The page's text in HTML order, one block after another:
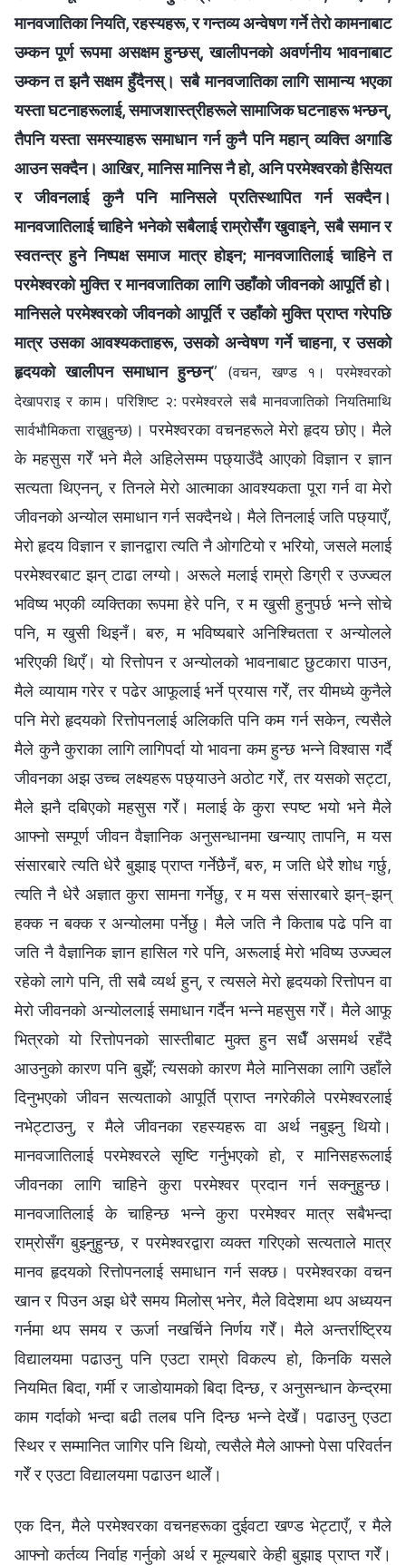
मानवजातिका नियति, रहस्यहरू, र गन्तव्य अन्वेषण गर्ने तेरो कामनाबाट
उम्कन पूर्ण रूपमा असक्षम हुन्छस्, खालीपनको अवर्णनीय भावनाबाट
उम्कन त झनै सक्षम हुँदैनस्। सबै मानवजातिका लागि सामान्य भएका
यस्ता घटनाहरूलाई, समाजशास्‍त्रीहरूले सामाजिक घटनाहरू भन्छन्,
तैपनि यस्ता समस्याहरू समाधान गर्न कुनै पनि महान् व्यक्ति अगाडि
आउन सक्दैन। आखिर, मानिस मानिस नै हो, अनि परमेश्‍वरको हैसियत
र जीवनलाई कुनै पनि मानिसले प्रतिस्थापित गर्न सक्दैन।
मानवजातिलाई चाहिने भनेको सबैलाई राम्रोसँग खुवाइने, सबै समान र
स्वतन्त्र हुने निष्पक्ष समाज मात्र होइन; मानवजातिलाई चाहिने त
परमेश्‍वरको मुक्ति र मानवजातिका लागि उहाँको जीवनको आपूर्ति हो।
मानिसले परमेश्‍वरको जीवनको आपूर्ति र उहाँको मुक्ति प्राप्त गरेपछि
मात्र उसका आवश्यकताहरू, उसको अन्वेषण गर्ने चाहना, र उसको
हृदयको खालीपन समाधान हुन्छन्” (वचन, खण्ड १। परमेश्‍वरको
देखापराइ र काम। परिशिष्ट २: परमेश्‍वरले सबै मानवजातिको नियतिमाथि
सार्वभौमिकता राख्नुहुन्छ) । परमेश्‍वरका वचनहरूले मेरो हृदय छोए। मैले
के महसुस गरेँ भने मैले अहिलेसम्म पछ्याउँदै आएको विज्ञान र ज्ञान
सत्यता थिएनन्, र तिनले मेरो आत्माका आवश्यकता पूरा गर्न वा मेरो
जीवनको अन्योल समाधान गर्न सक्दैनथे। मैले तिनलाई जति पछ्याएँ,
मेरो हृदय विज्ञान र ज्ञानद्वारा त्यति नै ओगटियो र भरियो, जसले मलाई
परमेश्‍वरबाट झन् टाढा लग्यो। अरूले मलाई राम्रो डिग्री र उज्ज्वल
भविष्य भएकी व्यक्तिका रूपमा हेरे पनि, र म खुसी हुनुपर्छ भन्ने सोचे
पनि, म खुसी थिइनँ। बरु, म भविष्यबारे अनिश्चितता र अन्योलले
भरिएकी थिएँ। यो रित्तोपन र अन्योलको भावनाबाट छुटकारा पाउन,
मैले व्यायाम गरेर र पढेर आफूलाई भर्ने प्रयास गरेँ, तर यीमध्ये कुनैले
पनि मेरो हृदयको रित्तोपनलाई अलिकति पनि कम गर्न सकेन, त्यसैले
मैले कुनै कुराका लागि लागिपर्दा यो भावना कम हुन्छ भन्ने विश्वास गर्दै
जीवनका अझ उच्च लक्ष्यहरू पछ्याउने अठोट गरेँ, तर यसको सट्टा,
मैले झनै दबिएको महसुस गरेँ। मलाई के कुरा स्पष्ट भयो भने मैले
आफ्नो सम्पूर्ण जीवन वैज्ञानिक अनुसन्धानमा खन्याए तापनि, म यस
संसारबारे त्यति धेरै बुझाइ प्राप्त गर्नेछैनँ, बरु, म जति धेरै शोध गर्छु,
त्यति नै धेरै अज्ञात कुरा सामना गर्नेछु, र म यस संसारबारे झन्-झन्
हक्क न बक्क र अन्योलमा पर्नेछु। मैले जति नै किताब पढे पनि वा
जति नै वैज्ञानिक ज्ञान हासिल गरे पनि, अरूलाई मेरो भविष्य उज्ज्वल
रहेको लागे पनि, ती सबै व्यर्थ हुन्, र त्यसले मेरो हृदयको रित्तोपन वा
मेरो जीवनको अन्योललाई समाधान गर्दैन भन्ने महसुस गरेँ। मैले आफू
भित्रको यो रित्तोपनको सास्तीबाट मुक्त हुन सधैँ असमर्थ रहँदै
आउनुको कारण पनि बुझेँ; त्यसको कारण मैले मानिसका लागि उहाँले
दिनुभएको जीवन सत्यताको आपूर्ति प्राप्त नगरेकीले परमेश्‍वरलाई
नभेट्टाउनु, र मैले जीवनका रहस्यहरू वा अर्थ नबुझ्नु थियो।
मानवजातिलाई परमेश्‍वरले सृष्टि गर्नुभएको हो, र मानिसहरूलाई
जीवनका लागि चाहिने कुरा परमेश्‍वर प्रदान गर्न सक्नुहुन्छ।
मानवजातिलाई के चाहिन्छ भन्ने कुरा परमेश्‍वर मात्र सबैभन्दा
राम्रोसँग बुझ्नुहुन्छ, र परमेश्‍वरद्वारा व्यक्त गरिएको सत्यताले मात्र
मानव हृदयको रित्तोपनलाई समाधान गर्न सक्छ। परमेश्‍वरका वचन
खान र पिउन अझ धेरै समय मिलोस् भनेर, मैले विदेशमा थप अध्ययन
गर्नमा थप समय र ऊर्जा नखर्चिने निर्णय गरेँ। मैले अन्तर्राष्ट्रिय
विद्यालयमा पढाउनु पनि एउटा राम्रो विकल्प हो, किनकि यसले
नियमित बिदा, गर्मी र जाडोयामको बिदा दिन्छ, र अनुसन्धान केन्द्रमा
काम गर्दाको भन्दा बढी तलब पनि दिन्छ भन्ने देखेँ। पढाउनु एउटा
स्थिर र सम्मानित जागिर पनि थियो, त्यसैले मैले आफ्नो पेसा परिवर्तन
गरेँ र एउटा विद्यालयमा पढाउन थालेँ।
एक दिन, मैले परमेश्‍वरका वचनहरूका दुईवटा खण्ड भेट्टाएँ, र मैले
आफ्नो कर्तव्य निर्वाह गर्नुको अर्थ र मूल्यबारे केही बुझाइ प्राप्त गरेँ।